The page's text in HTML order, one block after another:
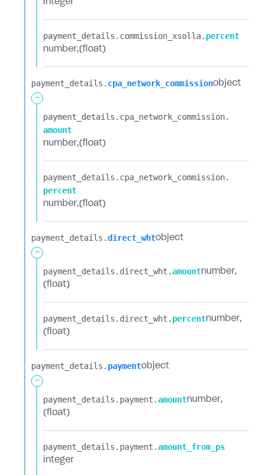
integer
payment_details.​ commission_xsolla.​ percent
number (float)
payment_details.​ cpa_network_commissionobject
-
payment_details.​ cpa_network_commission.​
amount
number (float)
payment_details.​ cpa_network_commission.​
percent
number (float)
payment_details.​direct_whtobject
-
payment_details.​ direct_wht.​amountnumber
(float)
payment_details.​ direct_wht.​ percentnumber
(float)
payment_details.​ paymentobject
-
payment_details.​ payment.​amountnumber
(float)
payment_details.​ payment.​amount_from_ps
integer